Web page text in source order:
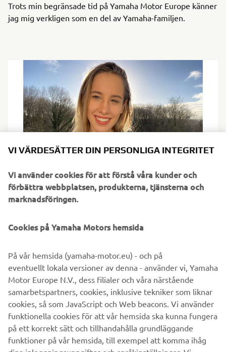
Trots min begränsade tid på Yamaha Motor Europe känner
jag mig verkligen som en del av Yamaha-familjen.
©Yamaha Motor Europe N.V. / Yamaha Motor Co., Ltd.
aldrig användas för kommersiella eller icke-kommersiella
ändamål utan uttryckligt skriftligt medgivande från
Yamaha Motor Europe N.V. och/eller Yamaha Motor Co.,
Ltd.
Kör alltid på ett säkert sätt och följ gällande trafikregler
och lagar.
VI VÄRDESÄTTER DIN PERSONLIGA INTEGRITET
Vi använder cookies för att förstå våra kunder och
förbättra webbplatsen, produkterna, tjänsterna och
marknadsföringen.
Cookies på Yamaha Motors hemsida
På vår hemsida (yamaha-motor.eu) - och på
eventuellt lokala versioner av denna - använder vi, Yamaha
Motor Europe N.V., dess filialer och våra närstående
samarbetspartners, cookies, inklusive tekniker som liknar
cookies, så som JavaScript och Web beacons. Vi använder
funktionella cookies för att vår hemsida ska kunna fungera
på ett korrekt sätt och tillhandahålla grundläggande
funktioner på vår hemsida, till exempel att komma ihåg
dina inloggningsuppgifter och språkinställningar. Vi